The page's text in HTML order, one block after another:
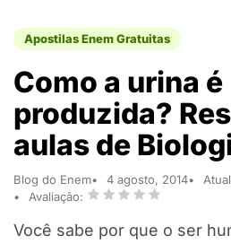
Apostilas Enem Gratuitas
Como a urina é
produzida?
aulas de
Blog do Enem 4 agosto, 2014
Avaliação:
Você sabe por que o ser